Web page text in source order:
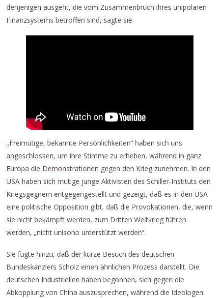
denjenigen ausgeht, die vom Zusammenbruch ihres unipolaren
Finanzsystems betroffen sind, sagte sie.
„Freimütige, bekannte Persönlichkeiten“ haben sich uns
angeschlossen, um ihre Stimme zu erheben, während in ganz
Europa die Demonstrationen gegen den Krieg zunehmen. In den
USA haben sich mutige junge Aktivisten des Schiller-Instituts den
Kriegsgegnern entgegengestellt und gezeigt, daß es in den USA
eine politische Opposition gibt, daß die Provokationen, die, wenn
sie nicht bekämpft werden, zum Dritten Weltkrieg führen
werden, „nicht unisono unterstützt werden“.
Sie fügte hinzu, daß der kurze Besuch des deutschen
Bundeskanzlers Scholz einen ähnlichen Prozess darstellt. Die
deutschen Industriellen haben begonnen, sich gegen die
Abkopplung von China auszusprechen, während die Ideologen